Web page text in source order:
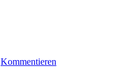
Kommentieren